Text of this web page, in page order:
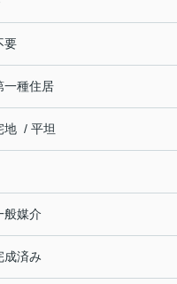
要
一種住居
地 / 平坦
般媒介
成済み